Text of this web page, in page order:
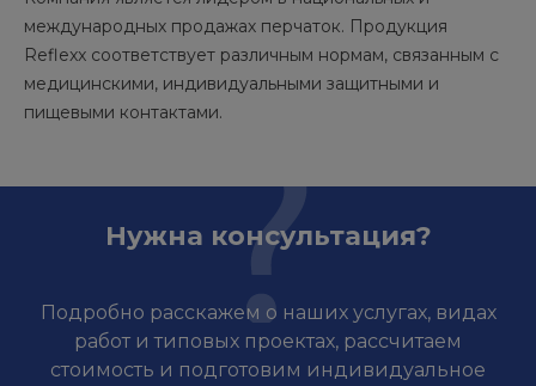
международных продажах перчаток. Продукция
Reflexx соответствует различным нормам, связанным с
медицинскими, индивидуальными защитными и
пищевыми контактами.
Нужна консультация?
Подробно расскажем о наших услугах, видах
работ и типовых проектах, рассчитаем
стоимость и подготовим индивидуальное